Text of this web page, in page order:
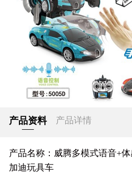
产品资料 产品详情
产品名称：威腾多模式语音+
加迪玩具车